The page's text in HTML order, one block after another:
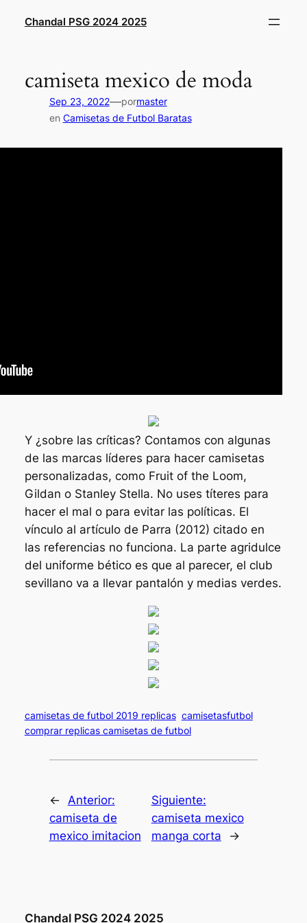
Chandal PSG 2024 2025
camiseta mexico de moda
Sep 23, 2022—pormaster
en Camisetas de Futbol Baratas
Y ¿sobre las críticas? Contamos con algunas
de las marcas líderes para hacer camisetas
personalizadas, como Fruit of the Loom,
Gildan o Stanley Stella. No uses títeres para
hacer el mal o para evitar las políticas. El
vínculo al artículo de Parra (2012) citado en
las referencias no funciona. La parte agridulce
del uniforme bético es que al parecer, el club
sevillano va a llevar pantalón y medias verdes.
camisetas de futbol 2019 replicas camisetasfutbol
comprar replicas camisetas de futbol
←
Anterior:
camiseta de
mexico imitacion
Siguiente:
camiseta mexico
manga corta
→
Chandal PSG 2024 2025